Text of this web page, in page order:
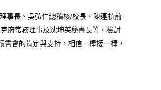
事長、吳弘仁總稽核/校長、陳連禎前
府常務理事及沈坤英秘書長等，檢討
會的肯定與支持，相信ㄧ棒接ㄧ棒，